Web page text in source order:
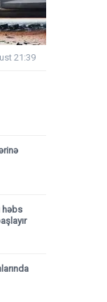
21:39
həbs